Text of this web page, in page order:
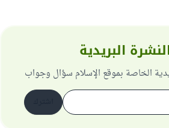
البريدية
الخاصة بموقع الإسلام سؤال وجواب